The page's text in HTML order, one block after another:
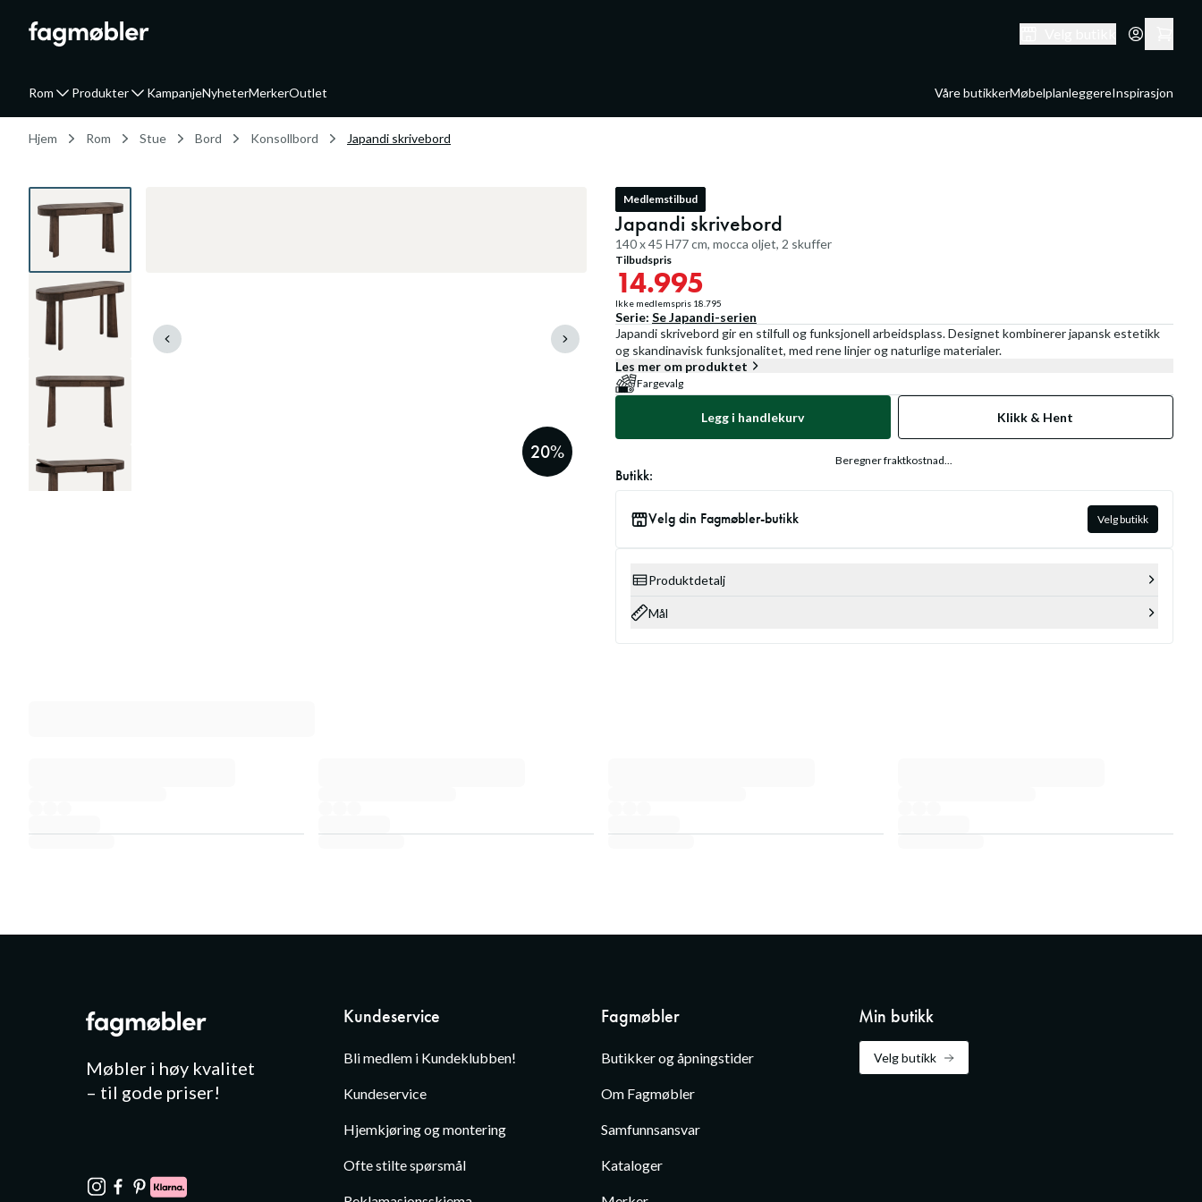
Rom Produkter KampanjeNyheterMerkerOutlet Våre butikkerMøbelplanleggereInspirasjon
Hjem Rom Stue Bord Konsollbord Japandi skrivebord
20%
Medlemstilbud
Japandi skrivebord
140 x 45 H77 cm, mocca oljet, 2 skuffer
Tilbudspris
14.995
Ikke medlemspris 18.795
Serie: SeJapandi-serien
Japandi skrivebord gir en stilfull og funksjonell arbeidsplass. Designet kombinerer japansk estetikk
og skandinavisk funksjonalitet, med rene linjer og naturlige materialer.
Les mer om produktet
Fargevalg
Legg i handlekurv Klikk & Hent
Beregner fraktkostnad...
Butikk:
Velg din Fagmøbler-butikk Velg butikk
Produktdetalj
Mål
Møbler i høy kvalitet
– til gode priser!
Kundeservice
Bli medlem i Kundeklubben!
Kundeservice
Hjemkjøring og montering
Ofte stilte spørsmål
Fagmøbler
Butikker og åpningstider
Om Fagmøbler
Samfunnsansvar
Kataloger
Min butikk
Velg butikk